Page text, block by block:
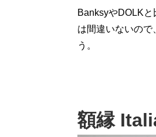
BanksyやDOLK
は間違いないので
う。
額縁